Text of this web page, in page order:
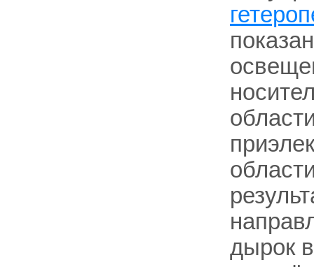
дырок